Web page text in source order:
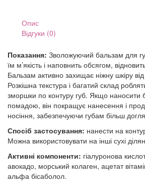
Опис
Відгуки (0)
Показання: Зволожуючий бальзам для
їм м’якість і наповнить обсягом,
Бальзам активно захищає ніжну шкіру
Розкішна текстура і багатий склад
зморшки по контуру губ. Якщо наносити
помадою, він покращує нанесення і
носіння, забезпечуючи губам більш
Спосіб застосування: нанести на
Можна використовувати на інші сухі
Активні компоненти: гіалуронова
авокадо, морський колаген, ацетат
альфа бісаболол.